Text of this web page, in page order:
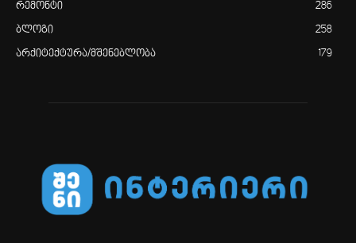
რემონტი 286
ბლოგი 258
არქიტექტურა/მშენებლობა 179